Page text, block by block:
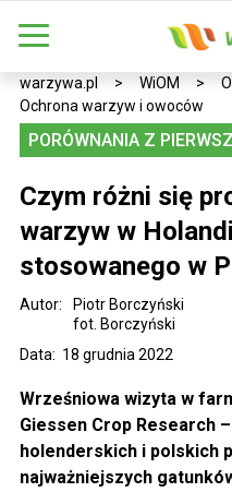
warzywa.pl > WiOM >
Ochrona warzyw i owoców
PORÓWNANIA Z
Czym różni się
warzyw w
stosowanego w
Data: 18 grudnia 2022
Autor:
Piotr Borczyński
fot. Borczyński
Wrześniowa wizyta w
Giessen Crop Research
holenderskich i polskich
najważniejszych